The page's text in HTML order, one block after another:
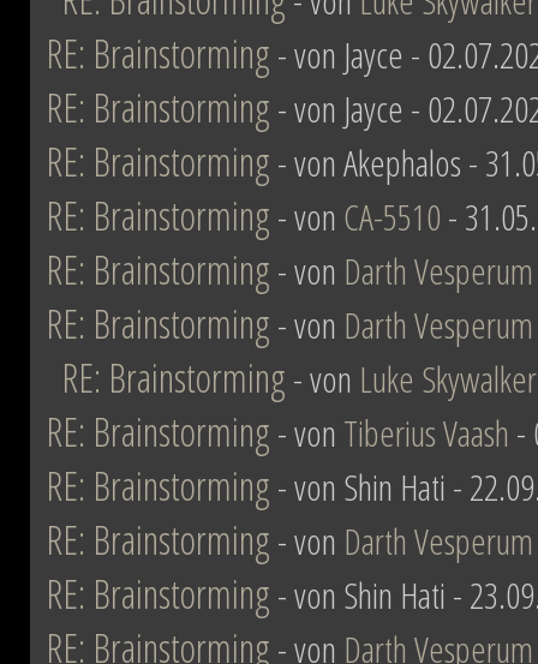
RE: Brainstorming- von Jayce -
RE: Brainstorming- von Jayce -
RE: Brainstorming- von Akephalos -
RE: Brainstorming- von CA-5510-
RE: Brainstorming- von Darth Vesperum
RE: Brainstorming- von Darth Vesperum
RE: Brainstorming- von Luke Skywalker
RE: Brainstorming- von Tiberius Vaash -
RE: Brainstorming- von Shin Hati -
RE: Brainstorming- von Darth Vesperum
RE: Brainstorming- von Shin Hati -
RE: Brainstorming- von Darth Vesperum